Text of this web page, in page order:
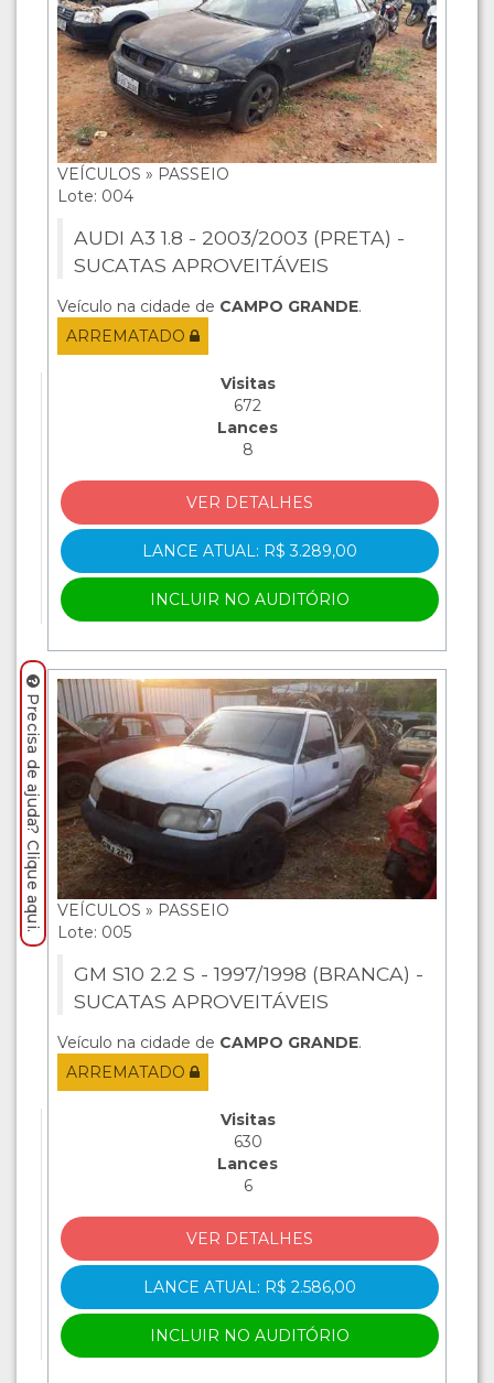
VEÍCULOS » PASSEIO
Lote: 004
AUDI A3 1.8 - 2003/2003 (PRETA) -
SUCATAS APROVEITÁVEIS
Veículo na cidade de CAMPO GRANDE.
ARREMATADO
Visitas
672
Lances
8
VER DETALHES
LANCE ATUAL: R$ 3.289,00
INCLUIR NO AUDITÓRIO
VEÍCULOS » PASSEIO
Lote: 005
GM S10 2.2 S - 1997/1998 (BRANCA) -
SUCATAS APROVEITÁVEIS
Veículo na cidade de CAMPO GRANDE.
ARREMATADO
Visitas
630
Lances
6
VER DETALHES
LANCE ATUAL: R$ 2.586,00
INCLUIR NO AUDITÓRIO
Precisa de ajuda? Clique aqui.